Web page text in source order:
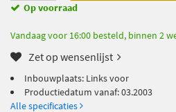
Op voorraad
Vandaag voor 16:00 besteld, binnen 2
Zet op wensenlijst
Inbouwplaats: Links voor
Productiedatum vanaf: 03.2003
Alle specificaties